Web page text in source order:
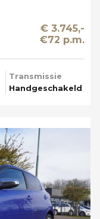
€ 3.745,-
€72 p.m.
Transmissie
Handgeschakeld